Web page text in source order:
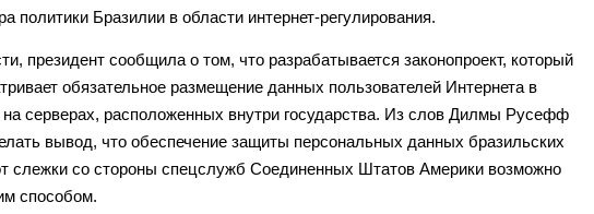
политики Бразилии в области интернет-регулирования.
президент сообщила о том, что разрабатывается законопроект, который
обязательное размещение данных пользователей Интернета в
на серверах, расположенных внутри государства. Из слов Дилмы Русефф
вывод, что обеспечение защиты персональных данных бразильских
слежки со стороны спецслужб Соединенных Штатов Америки возможно
способом.